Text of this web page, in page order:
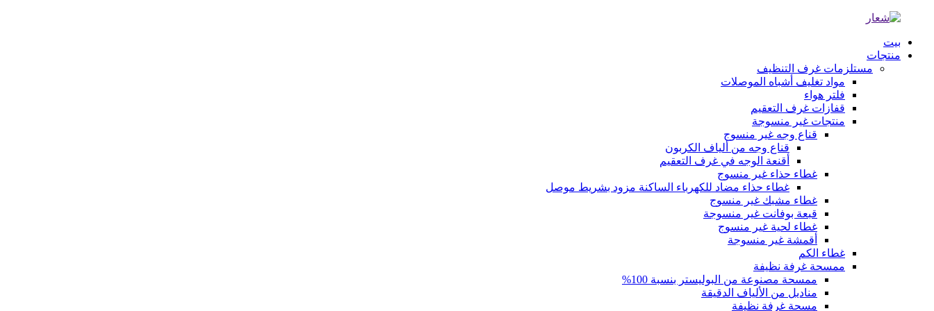
بيت
منتجات
مستلزمات غرف التنظيف
مواد تغليف أشباه الموصلات
فلتر هواء
قفازات غرف التعقيم
منتجات غير منسوجة
قناع وجه غير منسوج
قناع وجه من ألياف الكربون
أقنعة الوجه في غرف التعقيم
غطاء حذاء غير منسوج
غطاء حذاء مضاد للكهرباء الساكنة مزود بشريط موصل
غطاء مشبك غير منسوج
قبعة بوفانت غير منسوجة
غطاء لحية غير منسوج
أقمشة غير منسوجة
غطاء الكم
ممسحة غرفة نظيفة
ممسحة مصنوعة من البوليستر بنسبة 100%
مناديل من الألياف الدقيقة
مسحة غرفة نظيفة